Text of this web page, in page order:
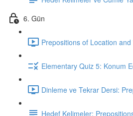
6. Gün
Prepositions of Location
Elementary Quiz 5: Konum
Dinleme ve Tekrar Dersi:
Hedef Kelimeler: